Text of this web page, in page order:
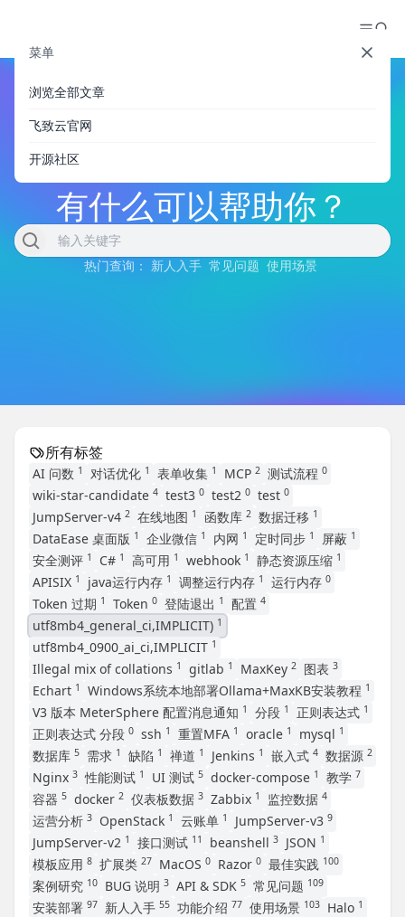
有什么可以帮助你？
热门查询： 新人入手 常见问题 使用场景
菜单
浏览全部文章
飞致云官网
开源社区
所有标签
AI 问数 1 对话优化 1 表单收集 1 MCP 2 测试流程 0
wiki-star-candidate 4 test3 0 test2 0 test 0
JumpServer-v4 2 在线地图 1 函数库 2 数据迁移 1
DataEase 桌面版 1 企业微信 1 内网 1 定时同步 1 屏蔽 1
安全测评 1 C# 1 高可用 1 webhook 1 静态资源压缩 1
APISIX 1 java运行内存 1 调整运行内存 1 运行内存 0
Token 过期 1 Token 0 登陆退出 1 配置 4
utf8mb4_general_ci,IMPLICIT) 1
utf8mb4_0900_ai_ci,IMPLICIT 1
Illegal mix of collations 1 gitlab 1 MaxKey 2 图表 3
Echart 1 Windows系统本地部署Ollama+MaxKB安装教程 1
V3 版本 MeterSphere 配置消息通知 1 分段 1 正则表达式 1
正则表达式 分段 0 ssh 1 重置MFA 1 oracle 1 mysql 1
数据库 5 需求 1 缺陷 1 禅道 1 Jenkins 1 嵌入式 4 数据源 2
Nginx 3 性能测试 1 UI 测试 5 docker-compose 1 教学 7
容器 5 docker 2 仪表板数据 3 Zabbix 1 监控数据 4
运营分析 3 OpenStack 1 云账单 1 JumpServer-v3 9
JumpServer-v2 1 接口测试 11 beanshell 3 JSON 1
模板应用 8 扩展类 27 MacOS 0 Razor 0 最佳实践 100
案例研究 10 BUG 说明 3 API & SDK 5 常见问题 109
安装部署 97 新人入手 55 功能介绍 77 使用场景 103 Halo 1